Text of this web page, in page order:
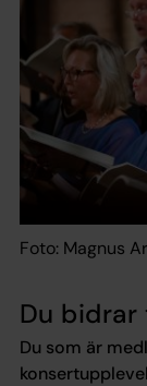
Foto: Magnus
Du
Du som är